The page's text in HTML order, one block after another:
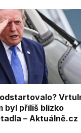
byl příliš blízko
– Aktuálně.cz